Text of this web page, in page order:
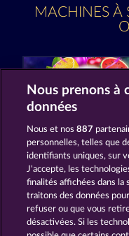
MACHINES À
7 Supernova Fruits New
Nous prenons à
données
Nous et nos887
personnelles, telles que
identifiants uniques, sur
J'accepte, les
finalités affichées dans la
traitons des données
refuser ou que vous
désactivées. Si les